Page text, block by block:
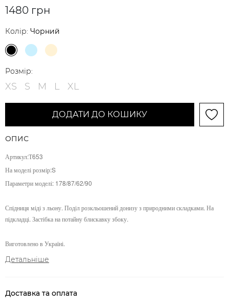
1480 грн
Колір: Чорний
Розмір:
XS S M L XL
ДОДАТИ ДО КОШИКУ
ОПИС
Артикул:Т653
На моделі розмір:S
Параметри моделі: 178/87/62/90
Спідниця міді з льону. Поділ розкльошений донизу з природними складками. На
підкладці. Застібка на потайну блискавку збоку.
Виготовлено в Україні.
Детальніше
Доставка та оплата